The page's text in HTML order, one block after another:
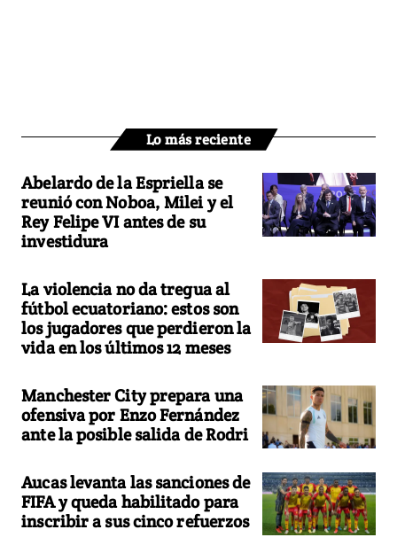
Lo más reciente
Abelardo de la Espriella se
reunió con Noboa, Milei y el
Rey Felipe VI antes de su
investidura
La violencia no da tregua al
fútbol ecuatoriano: estos son
los jugadores que perdieron la
vida en los últimos 12 meses
Manchester City prepara una
ofensiva por Enzo Fernández
ante la posible salida de Rodri
Aucas levanta las sanciones de
FIFA y queda habilitado para
inscribir a sus cinco refuerzos